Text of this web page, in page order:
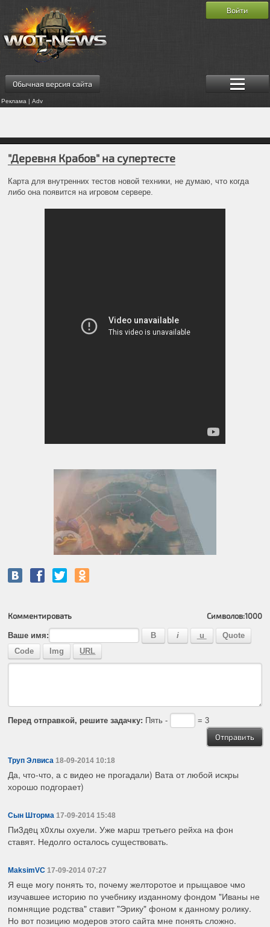
Обычная версия сайта
Реклама | Adv
Войти
"Деревня Крабов" на супертесте
Карта для внутренних тестов новой техники, не думаю, что когда
либо она появится на игровом сервере.
Комментировать Символов:1000
Ваше имя:
Перед отправкой, решите задачку: Пять - = 3
Труп Элвиса 18-09-2014 10:18
Да, что-что, а с видео не прогадали) Вата от любой искры
хорошо подгорает)
Сын Шторма 17-09-2014 15:48
Пи3дeц x0xлы охуели. Уже марш третьего рейха на фон
ставят. Недолго осталось существовать.
MaksimVC 17-09-2014 07:27
Я еще могу понять то, почему желторотое и прыщавое чмо
изучавшее историю по учебнику изданному фондом "Иваны не
помнящие родства" ставит "Эрику" фоном к данному ролику.
Но вот позицию модеров этого сайта мне понять сложно.